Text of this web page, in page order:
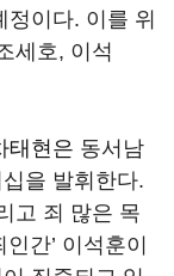
정이다. 이를 위
세호, 이석
태현은 동서 남
을 발휘 한다.
고 죄 많은 목
인간’ 이석훈이